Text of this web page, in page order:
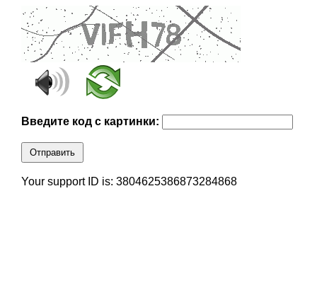
Введите код с картинки:
Отправить
Your support ID is: 3804625386873284868